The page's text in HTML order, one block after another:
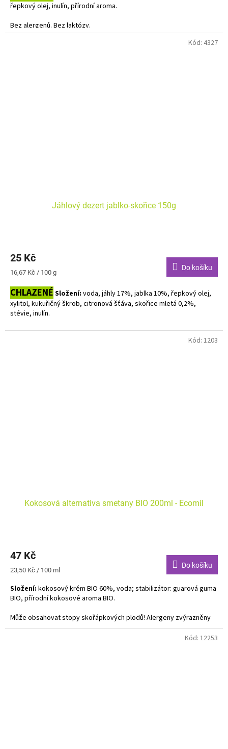
řepkový olej, inulín, přírodní aroma.
Bez alergenů. Bez laktózy.
Dodavatel: Natural Jihlava - přijíždí liché čtvrtky a sudé pátky.
Jáhlový dezert jablko-skořice 150g
25 Kč
Měrná
16,67 Kč / 100 g
Do košíku
CHLAZENÉ Složení: voda, jáhly 17%, jablka 10%, řepkový olej,
xylitol, kukuřičný škrob, citronová šťáva, skořice mletá 0,2%,
stévie, inulín.
Bez alergenů. Bez laktózy.
Kód: 4327
Kokosová alternativa smetany BIO 200ml - Ecomil
47 Kč
Měrná
23,50 Kč / 100 ml
Do košíku
Složení: kokosový krém BIO 60%, voda; stabilizátor: guarová guma
BIO, přírodní kokosové aroma BIO.
Může obsahovat stopy skořápkových plodů! Alergeny zvýrazněny
tučně. Vhodná na vaření.
Kód: 1203
Kód: 12253